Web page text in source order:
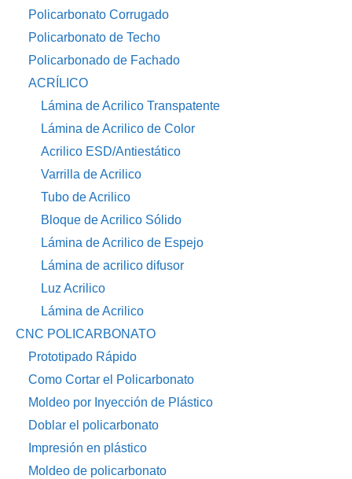
Policarbonato Corrugado
Policarbonato de Techo
Policarbonado de Fachado
ACRÍLICO
Lámina de Acrilico Transpatente
Lámina de Acrilico de Color
Acrilico ESD/Antiestático
Varrilla de Acrilico
Tubo de Acrilico
Bloque de Acrilico Sólido
Lámina de Acrilico de Espejo
Lámina de acrilico difusor
Luz Acrilico
Lámina de Acrilico
CNC POLICARBONATO
Prototipado Rápido
Como Cortar el Policarbonato
Moldeo por Inyección de Plástico
Doblar el policarbonato
Impresión en plástico
Moldeo de policarbonato